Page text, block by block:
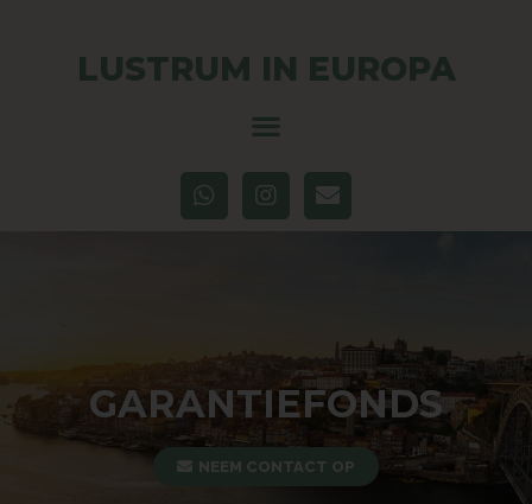
LUSTRUM IN EUROPA
GARANTIEFONDS
NEEM CONTACT OP